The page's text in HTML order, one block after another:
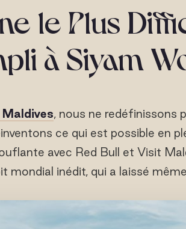
le Plus
à Siyam
, nous ne redéfinissons
ce qui est possible en
avec Red Bull et Visit
mondial inédit, qui a laissé